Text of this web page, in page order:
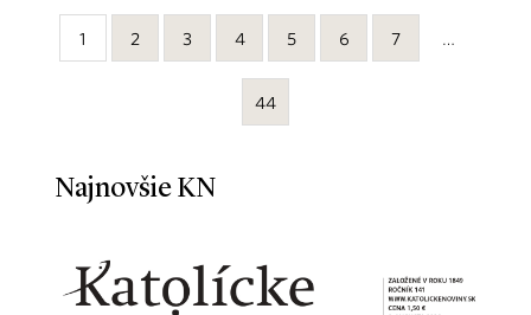
1 2 3 4 5 6 7 …
44
Najnovšie KN